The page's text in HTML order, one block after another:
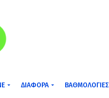
ΔΙΆΦΟΡΑ ΒΑΘΜΟΛΟΓΊΕΣ